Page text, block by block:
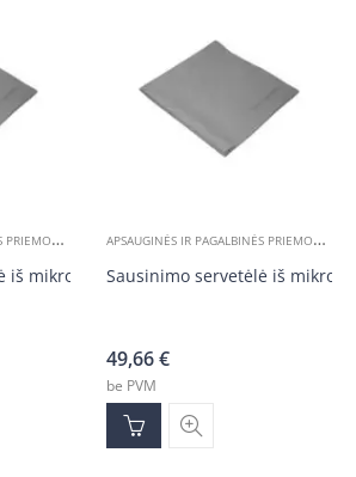
A
PSAUGINĖS IR PAGALBINĖS PRIEMONĖS
iš mikropluošto easyclean365+ 10Vnt
A
PSAUGINĖS IR PAGALBINĖS PRIEMONĖS
Sausinimo servetėlė iš
49,66€
be PVM